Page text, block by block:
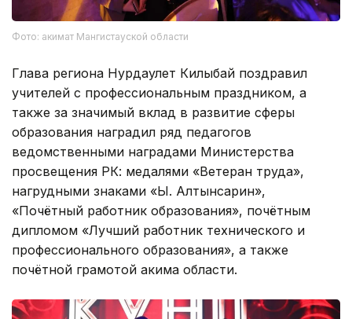
Фото: акимат Мангистауской области
Глава региона Нурдаулет Килыбай поздравил
учителей с профессиональным праздником, а
также за значимый вклад в развитие сферы
образования наградил ряд педагогов
ведомственными наградами Министерства
просвещения РК: медалями «Ветеран труда»,
нагрудными знаками «Ы. Алтынсарин»,
«Почётный работник образования», почётным
дипломом «Лучший работник технического и
профессионального образования», а также
почётной грамотой акима области.